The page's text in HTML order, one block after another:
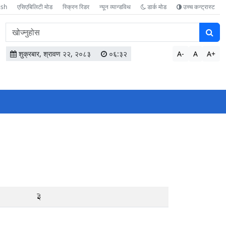
एसिएबिलिटी मोड स्क्रिन रिडर न्यून व्यान्डविथ डार्क मोड उच्च कन्ट्रास्ट
वेबसाइटमा
सामग्री
खोज्नुहोस
शुक्रबार, श्रावण २२, २०८३ ०६:३३ A- A A+
3